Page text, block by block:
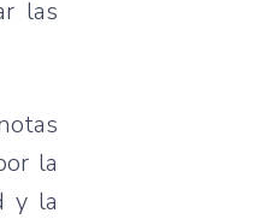
las
la
y la